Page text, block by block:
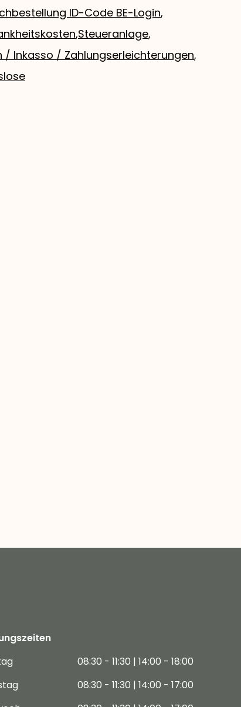
ID-Code BE-Login,
,Steueranlage,
/ Inkasso / Zahlungserleichterungen,
08:30 - 11:30 | 14:00 - 18:00
08:30 - 11:30 | 14:00 - 17:00